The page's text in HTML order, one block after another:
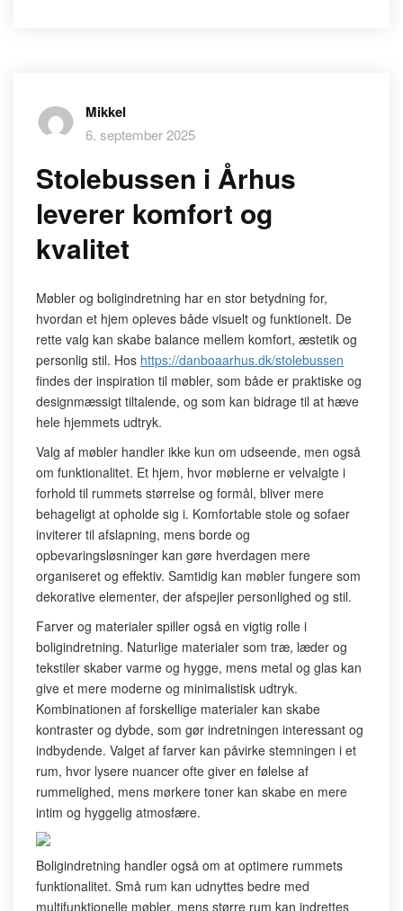
Mikkel
6. september 2025
Stolebussen i Århus
leverer komfort og
kvalitet
Møbler og boligindretning har en stor betydning for,
hvordan et hjem opleves både visuelt og funktionelt. De
rette valg kan skabe balance mellem komfort, æstetik og
personlig stil. Hos https://danboaarhus.dk/stolebussen
findes der inspiration til møbler, som både er praktiske og
designmæssigt tiltalende, og som kan bidrage til at hæve
hele hjemmets udtryk.
Valg af møbler handler ikke kun om udseende, men også
om funktionalitet. Et hjem, hvor møblerne er velvalgte i
forhold til rummets størrelse og formål, bliver mere
behageligt at opholde sig i. Komfortable stole og sofaer
inviterer til afslapning, mens borde og
opbevaringsløsninger kan gøre hverdagen mere
organiseret og effektiv. Samtidig kan møbler fungere som
dekorative elementer, der afspejler personlighed og stil.
Farver og materialer spiller også en vigtig rolle i
boligindretning. Naturlige materialer som træ, læder og
tekstiler skaber varme og hygge, mens metal og glas kan
give et mere moderne og minimalistisk udtryk.
Kombinationen af forskellige materialer kan skabe
kontraster og dybde, som gør indretningen interessant og
indbydende. Valget af farver kan påvirke stemningen i et
rum, hvor lysere nuancer ofte giver en følelse af
rummelighed, mens mørkere toner kan skabe en mere
intim og hyggelig atmosfære.
Boligindretning handler også om at optimere rummets
funktionalitet. Små rum kan udnyttes bedre med
multifunktionelle møbler, mens større rum kan indrettes